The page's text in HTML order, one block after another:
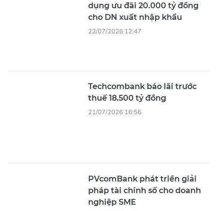
dụng ưu đãi 20.000 tỷ đồng
cho DN xuất nhập khẩu
22/07/2026 12:47
Techcombank báo lãi trước
thuế 18.500 tỷ đồng
21/07/2026 16:56
PVcomBank phát triển giải
pháp tài chính số cho doanh
nghiệp SME